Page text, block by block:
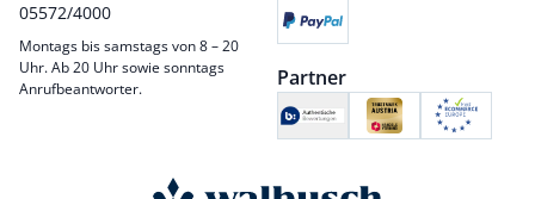
05572/4000
Montags bis samstags von 8 – 20
Uhr. Ab 20 Uhr sowie sonntags
Anrufbeantworter.
Partner